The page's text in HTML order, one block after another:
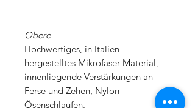
Obere
Hochwertiges, in Italien
hergestelltes Mikrofaser-Material,
innenliegende Verstärkungen an
Ferse und Zehen, Nylon-
Ösenschlaufen.